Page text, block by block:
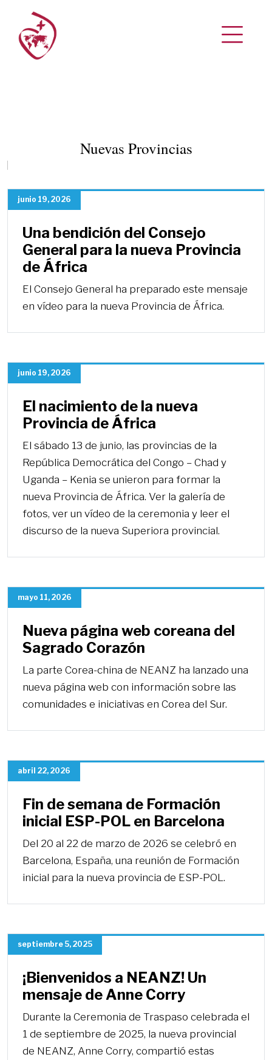
Nuevas Provincias
junio 19, 2026
Una bendición del Consejo
General para la nueva Provincia
de África
El Consejo General ha preparado este mensaje
en vídeo para la nueva Provincia de África.
junio 19, 2026
El nacimiento de la nueva
Provincia de África
El sábado 13 de junio, las provincias de la
República Democrática del Congo – Chad y
Uganda – Kenia se unieron para formar la
nueva Provincia de África. Ver la galería de
fotos, ver un vídeo de la ceremonia y leer el
discurso de la nueva Superiora provincial.
mayo 11, 2026
Nueva página web coreana del
Sagrado Corazón
La parte Corea-china de NEANZ ha lanzado una
nueva página web con información sobre las
comunidades e iniciativas en Corea del Sur.
abril 22, 2026
Fin de semana de Formación
inicial ESP-POL en Barcelona
Del 20 al 22 de marzo de 2026 se celebró en
Barcelona, España, una reunión de Formación
inicial para la nueva provincia de ESP-POL.
septiembre 5, 2025
¡Bienvenidos a NEANZ! Un
mensaje de Anne Corry
Durante la Ceremonia de Traspaso celebrada el
1 de septiembre de 2025, la nueva provincial
de NEANZ, Anne Corry, compartió estas